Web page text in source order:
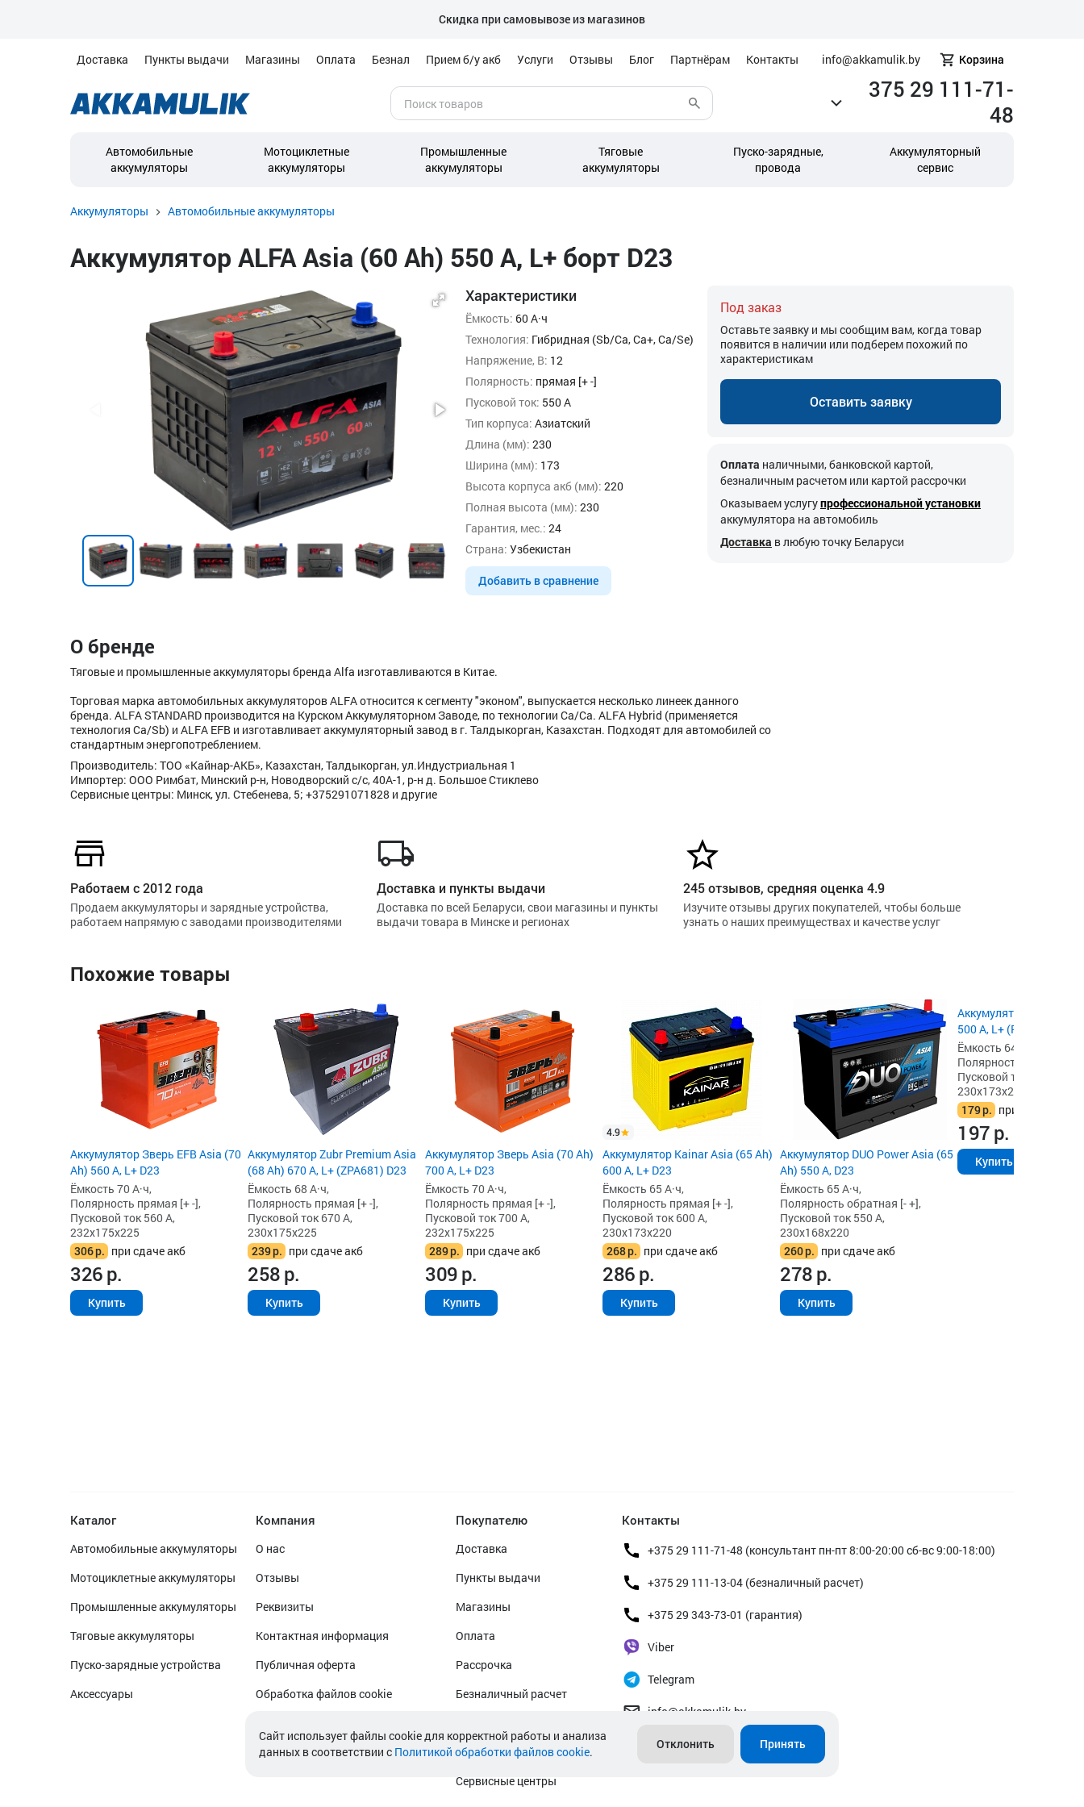
Скидка при самовывозе из магазинов
Доставка Пункты выдачи Магазины Оплата Безнал Прием б/у акб Услуги Отзывы Блог Партнёрам Контакты info@akkamulik.by Корзина
375 29 111-71-
48
Автомобильные
аккумуляторы
Мотоциклетные
аккумуляторы
Промышленные
аккумуляторы
Тяговые
аккумуляторы
Пуско-зарядные,
провода
Аккумуляторный
сервис
Аккумуляторы Автомобильные аккумуляторы
Аккумулятор ALFA Asia (60 Ah) 550 А, L+ борт D23
Характеристики
Ёмкость: 60 А·ч
Технология: Гибридная (Sb/Ca, Ca+, Ca/Se)
Напряжение, В: 12
Полярность: прямая [+ -]
Пусковой ток: 550 А
Тип корпуса: Азиатский
Длина (мм): 230
Ширина (мм): 173
Высота корпуса акб (мм): 220
Полная высота (мм): 230
Гарантия, мес.: 24
Страна: Узбекистан
Добавить в сравнение
Под заказ
Оставьте заявку и мы сообщим вам, когда товар
появится в наличии или подберем похожий по
характеристикам
Оставить заявку
Оплата наличными, банковской картой,
безналичным расчетом или картой рассрочки
Оказываем услугупрофессиональной установки
аккумулятора на автомобиль
Доставка в любую точку Беларуси
О бренде
Тяговые и промышленные аккумуляторы бренда Alfa изготавливаются в Китае.
Торговая марка автомобильных аккумуляторов ALFA относится к сегменту "эконом", выпускается несколько линеек данного
бренда. ALFA STANDARD производится на Курском Аккумуляторном Заводе, по технологии Ca/Ca. ALFA Hybrid (применяется
технология Ca/Sb) и ALFA EFB и изготавливает аккумуляторный завод в г. Талдыкорган, Казахстан. Подходят для автомобилей со
стандартным энергопотреблением.
Производитель: ТОО «Кайнар-АКБ», Казахстан, Талдыкорган, ул.Индустриальная 1
Импортер: ООО Римбат, Минский р-н, Новодворский с/с, 40А-1, р-н д. Большое Стиклево
Сервисные центры: Минск, ул. Стебенева, 5; +375291071828 и другие
Работаем с 2012 года
Продаем аккумуляторы и зарядные устройства,
работаем напрямую с заводами производителями
Доставка и пункты выдачи
Доставка по всей Беларуси, свои магазины и пункты
выдачи товара в Минске и регионах
245 отзывов, средняя оценка 4.9
Изучите отзывы других покупателей, чтобы больше
узнать о наших преимуществах и качестве услуг
Похожие товары
Аккумулятор Зверь EFB Asia (70
Ah) 560 А, L+ D23
Ёмкость 70 А·ч,
Полярность прямая [+ -],
Пусковой ток 560 А,
232x175x225
306р. при сдаче акб
326р.
Купить
Аккумулятор Zubr Premium Asia
(68 Ah) 670 А, L+ (ZPA681) D23
Ёмкость 68 А·ч,
Полярность прямая [+ -],
Пусковой ток 670 А,
230x175x225
239р. при сдаче акб
258р.
Купить
Аккумулятор Зверь Asia (70 Ah)
700 А, L+ D23
Ёмкость 70 А·ч,
Полярность прямая [+ -],
Пусковой ток 700 А,
232x175x225
289р. при сдаче акб
309р.
Купить
4.9
Аккумулятор Kainar Asia (65 Ah)
600 А, L+ D23
Ёмкость 65 А·ч,
Полярность прямая [+ -],
Пусковой ток 600 А,
230x173x220
268р. при сдаче акб
286р.
Купить
Аккумулятор DUO Power Asia (65
Ah) 550 А, D23
Ёмкость 65 А·ч,
Полярность обратная [- +],
Пусковой ток 550 А,
230x168x220
260р. при сдаче акб
278р.
Купить
Аккумулятор Patron
500 А, L+ (PB64-
Ёмкость 64 А·ч,
Полярность прямая [+
Пусковой ток 500 А,
230x173x222
179р. при сдаче акб
197р.
Купить
Каталог
Автомобильные аккумуляторы
Мотоциклетные аккумуляторы
Промышленные аккумуляторы
Тяговые аккумуляторы
Пуско-зарядные устройства
Аксессуары
Компания
О нас
Отзывы
Реквизиты
Контактная информация
Публичная оферта
Обработка файлов cookie
Покупателю
Доставка
Пункты выдачи
Магазины
Оплата
Рассрочка
Безналичный расчет
Гарантийное обслуживание
Сервисные центры
Контакты
+375 29 111-71-48 (консультант пн-пт 8:00-20:00 сб-вс 9:00-18:00)
+375 29 111-13-04 (безналичный расчет)
+375 29 343-73-01 (гарантия)
Viber
Telegram
info@akkamulik.by
Cайт использует файлы cookie для корректной работы и анализа
данных в соответствии с Политикой обработки файлов cookie.
Отклонить Принять